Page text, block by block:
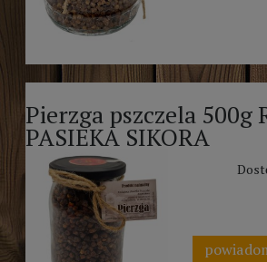
Pierzga pszczela 500g
PASIEKA SIKORA